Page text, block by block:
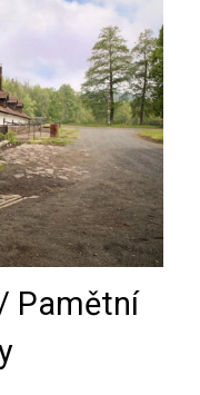
Pamětní